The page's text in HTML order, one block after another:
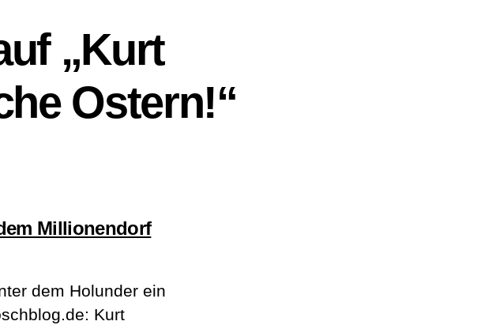
„Kurt
Ostern!“
Millionendorfsagt:
dem Holunder ein
Kurt